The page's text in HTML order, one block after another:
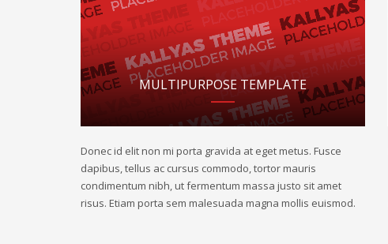
MULTIPURPOSE TEMPLATE
Donec id elit non mi porta gravida at eget metus. Fusce
dapibus, tellus ac cursus commodo, tortor mauris
condimentum nibh, ut fermentum massa justo sit amet
risus. Etiam porta sem malesuada magna mollis euismod.